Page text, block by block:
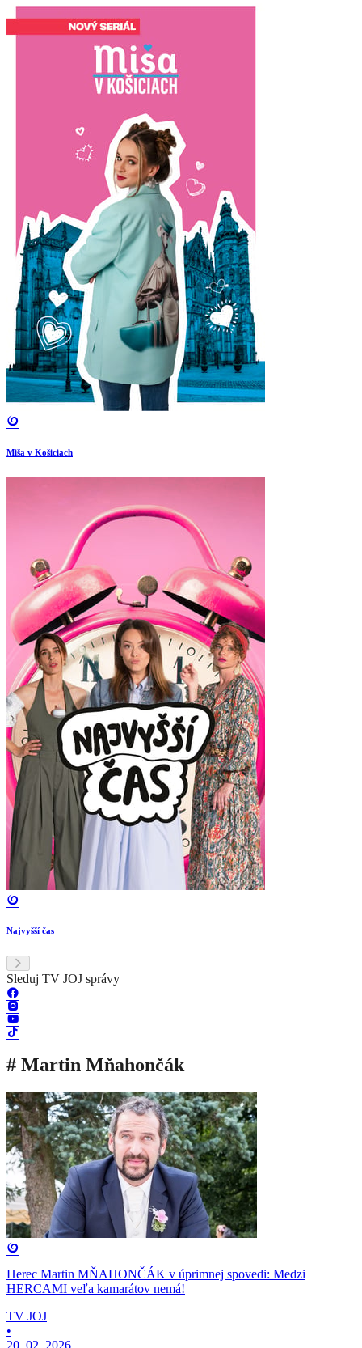
Miša v Košiciach
Najvyšší čas
Sleduj TV JOJ správy
# Martin Mňahončák
Herec Martin MŇAHONČÁK v úprimnej spovedi: Medzi
HERCAMI veľa kamarátov nemá!
TV JOJ
•